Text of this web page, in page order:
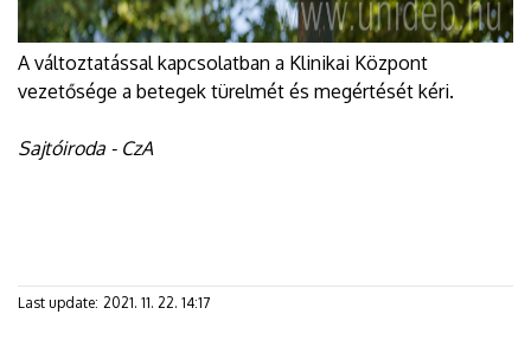
A változtatással kapcsolatban a Klinikai Központ
vezetősége a betegek türelmét és megértését kéri.
Sajtóiroda - CzA
Last update: 2021. 11. 22. 14:17